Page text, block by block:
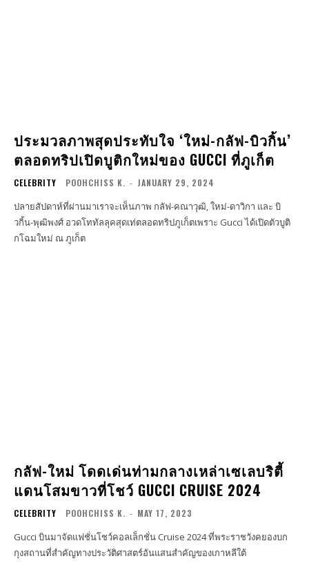
ประมวลภาพสุดประทับใจ ‘ใหม่-กลัฟ-บิวกิ้น’
ตลอดทริปเปิดบูติกใหม่ของ GUCCI ที่ภูเก็ต
CELEBRITY POOHCHISS K. - JANUARY 29, 2024
ปลายสัปดาห์ที่ผ่านมาเราจะเห็นภาพ กลัฟ-คณาวุฒิ, ใหม่-ดาวิกา และ บิ
วกิ้น-พุฒิพงศ์ อวดโททัลลุคสุดเท่ตลอดทริปภูเก็ตเพราะ Gucci ได้เปิดตัวบูติ
กโฉมใหม่ ณ ภูเก็ต
กลัฟ-ใหม่ โดดเด่นท่ามกลางเหล่าเซเลบริตี้
แดนโสมขาวที่โชว์ GUCCI CRUISE 2024
CELEBRITY POOHCHISS K. - MAY 17, 2023
Gucci บินมาจัดแฟชั่นโชว์คอลเล็กชั่น Cruise 2024 ที่พระราชวังคยองบก
กุงสถานที่สำคัญทางประวัติศาสตร์อันแสนสำคัญของเกาหลีใต้